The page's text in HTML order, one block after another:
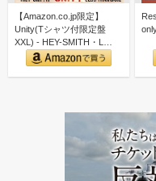
【Amazon.co.jp限定】
Unity(Tシャツ付限定盤
XXL) - HEY-SMITH・L…